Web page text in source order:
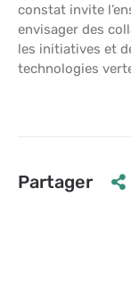
constat invite
envisager des
les initiatives et
technologies
Partager